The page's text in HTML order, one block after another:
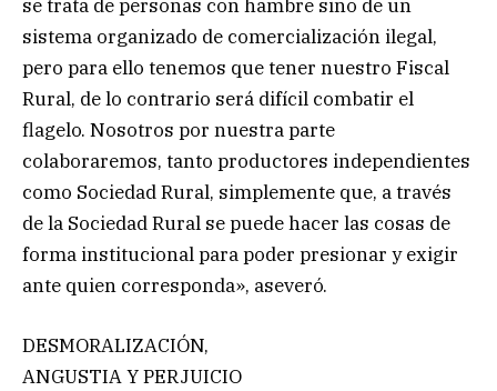
se trata de personas con hambre sino de un
sistema organizado de comercialización ilegal,
pero para ello tenemos que tener nuestro Fiscal
Rural, de lo contrario será difícil combatir el
flagelo. Nosotros por nuestra parte
colaboraremos, tanto productores independientes
como Sociedad Rural, simplemente que, a través
de la Sociedad Rural se puede hacer las cosas de
forma institucional para poder presionar y exigir
ante quien corresponda», aseveró.
DESMORALIZACIÓN,
ANGUSTIA Y PERJUICIO